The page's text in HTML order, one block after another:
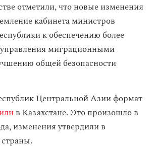
отметили, что новые изменения
кабинета министров
к обеспечению более
миграционными
общей безопасности
Центральной Азии формат
в Казахстане. Это произошло в
изменения утвердили в